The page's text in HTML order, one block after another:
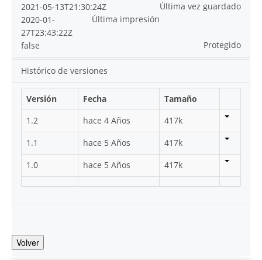
Última vez guardado
2021-05-13T21:30:24Z
Última impresión
2020-01-
27T23:43:22Z
Protegido
false
Histórico de versiones
Versión Fecha
Tamaño
1.2
hace 4 Años
417k
1.1
hace 5 Años
417k
1.0
hace 5 Años 417k
Volver